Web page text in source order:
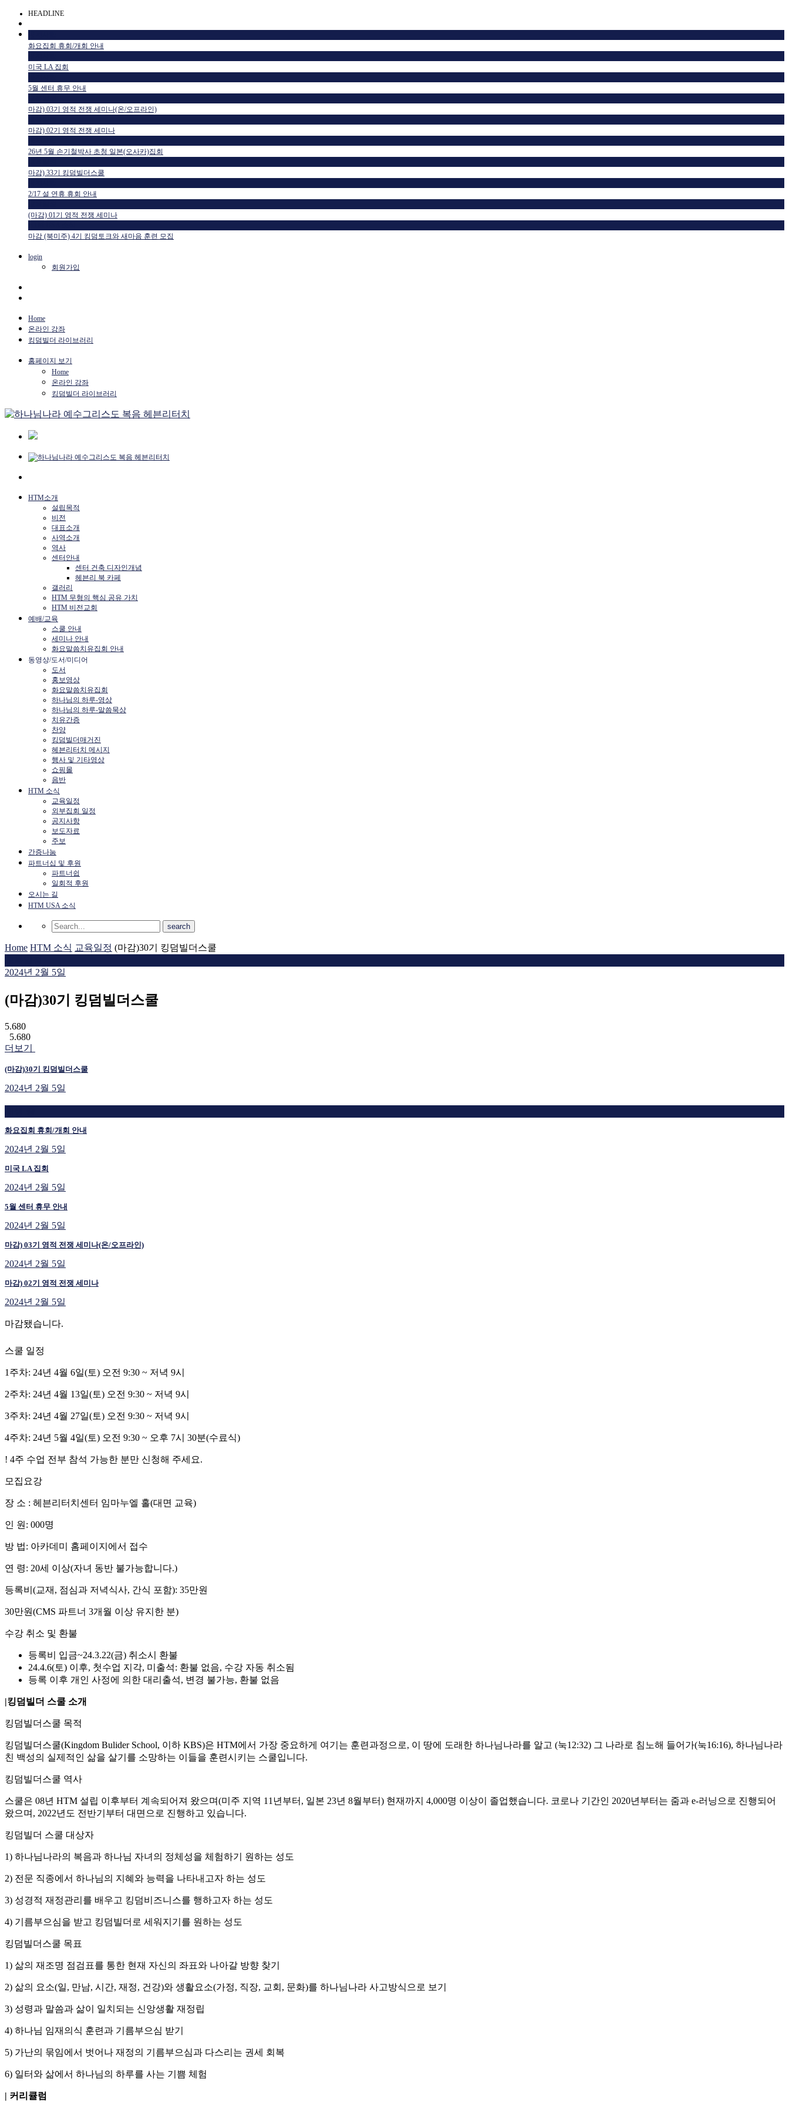
HEADLINE
화요집회 휴회/개회 안내
미국 LA 집회
5월 센터 휴무 안내
마감) 03기 영적 전쟁 세미나(온/오프라인)
마감) 02기 영적 전쟁 세미나
26년 5월 손기철박사 초청 일본(오사카)집회
마감) 33기 킹덤빌더스쿨
2/17 설 연휴 휴회 안내
(마감) 01기 영적 전쟁 세미나
마감 (북미주) 4기 킹덤토크와 새마음 훈련 모집
login
회원가입
Home
온라인 강좌
킹덤빌더 라이브러리
홈페이지 보기
Home
온라인 강좌
킹덤빌더 라이브러리
HTM소개
설립목적
비전
대표소개
사역소개
역사
센터안내
센터 건축 디자인개념
헤븐리 북 카페
갤러리
HTM 무형의 핵심 공유 가치
HTM 비전교회
예배/교육
스쿨 안내
세미나 안내
화요말씀치유집회 안내
동영상/도서/미디어
도서
홍보영상
화요말씀치유집회
하나님의 하루-영상
하나님의 하루-말씀묵상
치유간증
찬양
킹덤빌더매거진
헤븐리터치 메시지
행사 및 기타영상
쇼핑몰
음반
HTM 소식
교육일정
외부집회 일정
공지사항
보도자료
주보
간증나눔
파트너십 및 후원
파트너쉽
일회적 후원
오시는 길
HTM USA 소식
Home HTM 소식 교육일정 (마감)30기 킹덤빌더스쿨
2024년 2월 5일
(마감)30기 킹덤빌더스쿨
5.680
5.680
더보기
(마감)30기 킹덤빌더스쿨
2024년 2월 5일
화요집회 휴회/개회 안내
2024년 2월 5일
미국 LA 집회
2024년 2월 5일
5월 센터 휴무 안내
2024년 2월 5일
마감) 03기 영적 전쟁 세미나(온/오프라인)
2024년 2월 5일
마감) 02기 영적 전쟁 세미나
2024년 2월 5일
마감됐습니다.
스쿨 일정
1주차: 24년 4월 6일(토) 오전 9:30 ~ 저녁 9시
2주차: 24년 4월 13일(토) 오전 9:30 ~ 저녁 9시
3주차: 24년 4월 27일(토) 오전 9:30 ~ 저녁 9시
4주차: 24년 5월 4일(토) 오전 9:30 ~ 오후 7시 30분(수료식)
! 4주 수업 전부 참석 가능한 분만 신청해 주세요.
모집요강
장 소 : 헤븐리터치센터 임마누엘 홀(대면 교육)
인 원: 000명
방 법: 아카데미 홈페이지에서 접수
연 령: 20세 이상(자녀 동반 불가능합니다.)
등록비(교재, 점심과 저녁식사, 간식 포함): 35만원
30만원(CMS 파트너 3개월 이상 유지한 분)
수강 취소 및 환불
등록비 입금~24.3.22(금) 취소시 환불
24.4.6(토) 이후, 첫수업 지각, 미출석: 환불 없음, 수강 자동 취소됨
등록 이후 개인 사정에 의한 대리출석, 변경 불가능, 환불 없음
|킹덤빌더 스쿨 소개
킹덤빌더스쿨 목적
킹덤빌더스쿨(Kingdom Bulider School, 이하 KBS)은 HTM에서 가장 중요하게 여기는 훈련과정으로, 이 땅에 도래한 하나님나라를 알고 (눅12:32) 그 나라로 침노해 들어가(눅16:16), 하나님나라
친 백성의 실제적인 삶을 살기를 소망하는 이들을 훈련시키는 스쿨입니다.
킹덤빌더스쿨 역사
스쿨은 08년 HTM 설립 이후부터 계속되어져 왔으며(미주 지역 11년부터, 일본 23년 8월부터) 현재까지 4,000명 이상이 졸업했습니다. 코로나 기간인 2020년부터는 줌과 e-러닝으로 진행되어
왔으며, 2022년도 전반기부터 대면으로 진행하고 있습니다.
킹덤빌더 스쿨 대상자
1) 하나님나라의 복음과 하나님 자녀의 정체성을 체험하기 원하는 성도
2) 전문 직종에서 하나님의 지혜와 능력을 나타내고자 하는 성도
3) 성경적 재정관리를 배우고 킹덤비즈니스를 행하고자 하는 성도
4) 기름부으심을 받고 킹덤빌더로 세워지기를 원하는 성도
킹덤빌더스쿨 목표
1) 삶의 재조명 점검표를 통한 현재 자신의 좌표와 나아갈 방향 찾기
2) 삶의 요소(일, 만남, 시간, 재정, 건강)와 생활요소(가정, 직장, 교회, 문화)를 하나님나라 사고방식으로 보기
3) 성령과 말씀과 삶이 일치되는 신앙생활 재정립
4) 하나님 임재의식 훈련과 기름부으심 받기
5) 가난의 묶임에서 벗어나 재정의 기름부으심과 다스리는 권세 회복
6) 일터와 삶에서 하나님의 하루를 사는 기쁨 체험
| 커리큘럼